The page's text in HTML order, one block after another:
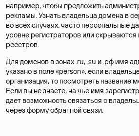
например, чтобы предложить
рекламы. Узнать владельца домена в
во всех случаях: часто персональные
уровне регистраторов или
реестров.
Для доменов в зонах .ru, .su и .рф имя
указано в поле «person», если
организация, то посмотреть название
Если вы не знаете, на чье имя
дает возможность связаться с
через форму обратной связи.